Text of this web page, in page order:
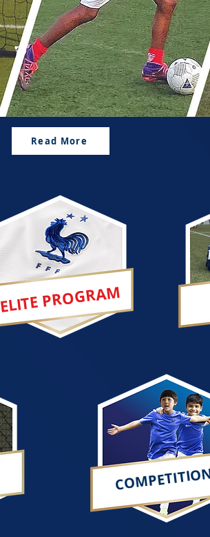
Read More
ELITE PROGRAM